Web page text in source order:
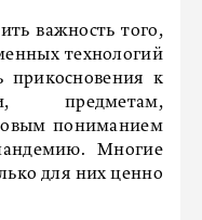
важность того,
технологий
прикосновения к
предметам,
пониманием
Многие
для них ценно